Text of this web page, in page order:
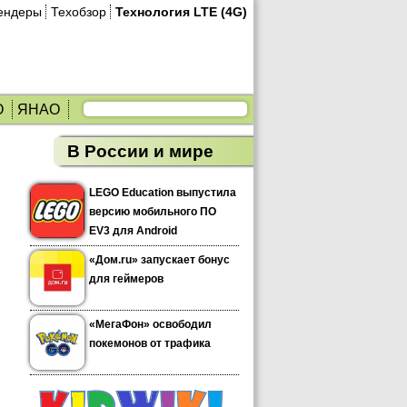
Техобзор Технология LTE (4G)
ЯНАО
В России и мире
LEGO Education выпустила
версию мобильного ПО
EV3 для Android
«Дом.ru» запускает бонус
для геймеров
«МегаФон» освободил
покемонов от трафика